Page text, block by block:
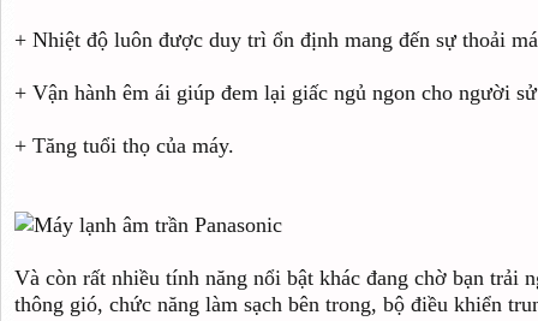
+ Nhiệt độ luôn được duy trì ổn định mang đến sự thoải
+ Vận hành êm ái giúp đem lại giấc ngủ ngon cho người
+ Tăng tuổi thọ của máy.
Và còn rất nhiều tính năng nổi bật khác đang chờ bạn trải
thông gió, chức năng làm sạch bên trong, bộ điều khiển